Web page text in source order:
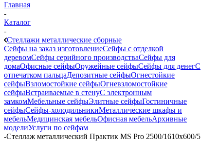
Главная
-
Каталог
-
Стеллажи металлические сборные
Сейфы на заказ изготовлениеСейфы с отделкой
деревомСейфы серийного производстваСейфы для
домаОфисные сейфыОружейные сейфыСейфы для денегС
отпечатком пальцаДепозитные сейфыОгнестойкие
сейфыВзломостойкие сейфыОгневзломостойкие
сейфыВстраиваемые в стенуС электронным
замкомМебельные сейфыЭлитные сейфыГостиничные
сейфыСейфы-холодильникиМеталлические шкафы и
мебельМедицинская мебельОфисная мебельАрхивные
моделиУслуги по сейфам
-Стеллаж металлический Практик MS Pro 2500/1610x600/5